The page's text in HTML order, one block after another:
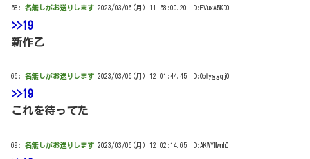
58: 名無しがお送りします 2023/03/06(月) 11:58:00.20 ID:EVuxA5KD0
>>19
新作乙
66: 名無しがお送りします 2023/03/06(月) 12:01:44.45 ID:ObMyggqj0
>>19
これを待ってた
69: 名無しがお送りします 2023/03/06(月) 12:02:14.65 ID:AKWYMwnh0